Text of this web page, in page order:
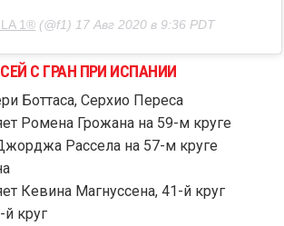
1® (@f1) 17 Авг 2020 в 9:36 PDT
С ГРАН ПРИ ИСПАНИИ
Боттаса, Серхио Переса
Ромена Грожана на 59-м круге
Рассела на 57-м круге
Кевина Магнуссена, 41-й круг
круг